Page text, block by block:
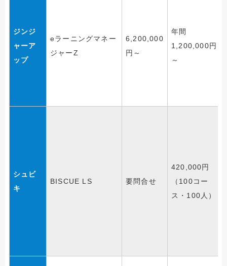
ジンジ
ャーア
ップ
eラーニングマネー
ジャーZ
6,200,000
円～
年間
1,200,000円
～
シュビ
キ
BISCUE LS 要問合せ
420,000円
（100コー
ス・100人）